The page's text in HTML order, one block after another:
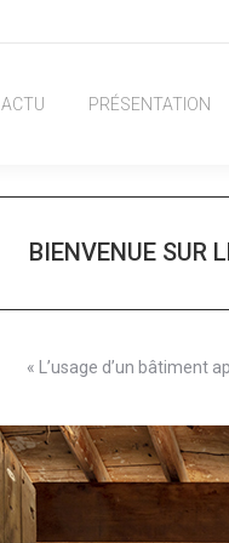
ACTU PRÉSENTATION
BIENVENUE SUR
« L’usage d’un bâtiment